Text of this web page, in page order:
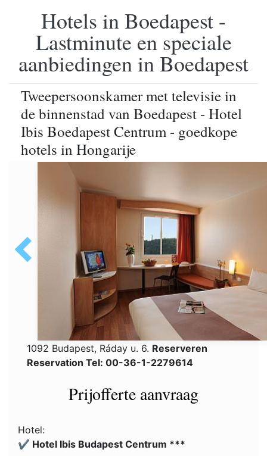
Hotels in Boedapest -
Lastminute en speciale
aanbiedingen in Boedapest
Tweepersoonskamer met televisie in
de binnenstad van Boedapest - Hotel
Ibis Boedapest Centrum - goedkope
hotels in Hongarije
1092 Budapest, Ráday u. 6. Reserveren
Reservation Tel: 00-36-1-2279614
Prijofferte aanvraag
Hotel:
✔️ Hotel Ibis Budapest Centrum ***